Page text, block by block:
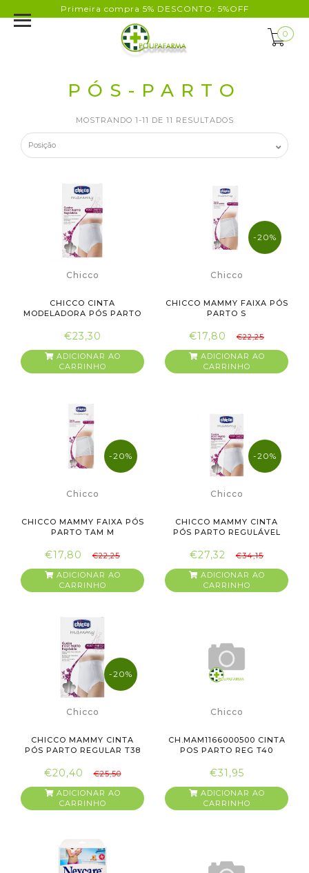
Primeira compra 5% DESCONTO: 5%OFF
0
PÓS-PARTO
MOSTRANDO 1-11 DE 11 RESULTADOS
Chicco
CHICCO CINTA
MODELADORA PÓS PARTO
€23,30
ADICIONAR AO
CARRINHO
-20%
Chicco
CHICCO MAMMY FAIXA PÓS
PARTO S
€17,80
€22,25
ADICIONAR AO
CARRINHO
-20%
Chicco
CHICCO MAMMY FAIXA PÓS
PARTO TAM M
€17,80
€22,25
ADICIONAR AO
CARRINHO
-20%
Chicco
CHICCO MAMMY CINTA
PÓS PARTO REGULÁVEL
€27,32
€34,15
ADICIONAR AO
CARRINHO
-20%
Chicco
CHICCO MAMMY CINTA
PÓS PARTO REGULAR T38
€20,40
€25,50
ADICIONAR AO
CARRINHO
Chicco
CH.MAM1166000500 CINTA
POS PARTO REG T40
€31,95
ADICIONAR AO
CARRINHO